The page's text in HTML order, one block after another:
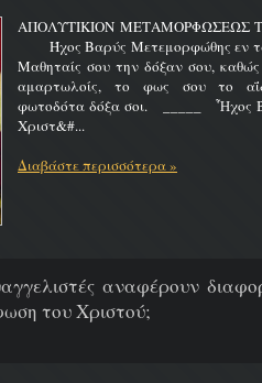
ΑΠΟΛΥΤΙΚΙΟΝ
Ήχος Βαρύς Μετεμορφώθης εν τω
Μαθηταίς σου την δόξαν σου,
αμαρτωλοίς, το φως σου το
φωτοδότα δόξα σοι. _____ Ἦχος
Χριστ&#...
Διαβάστε περισσότερα »
αναφέρουν
του Χριστού;